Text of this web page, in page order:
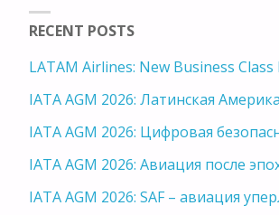
RECENT POSTS
LATAM Airlines: New Business Class
IATA AGM 2026: Латинская
IATA AGM 2026: Цифровая
IATA AGM 2026: Авиация после
IATA AGM 2026: SAF – авиация